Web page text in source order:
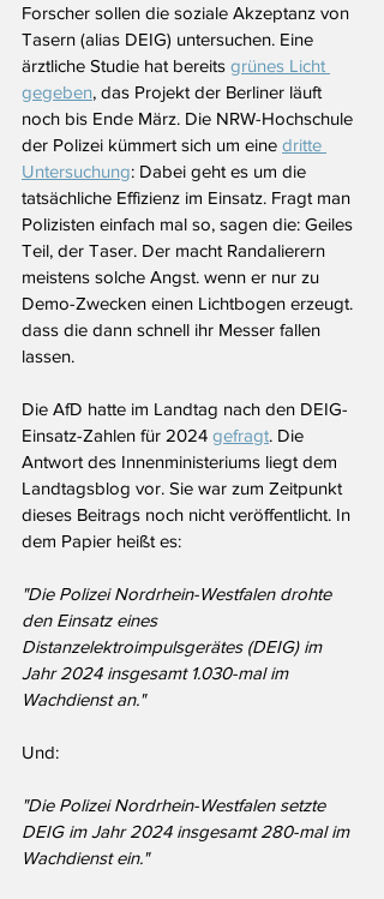
Forscher sollen die soziale Akzeptanz von
Tasern (alias DEIG) untersuchen. Eine
ärztliche Studie hat bereits grünes Licht
gegeben, das Projekt der Berliner läuft
noch bis Ende März. Die NRW-Hochschule
der Polizei kümmert sich um eine dritte
Untersuchung: Dabei geht es um die
tatsächliche Effizienz im Einsatz. Fragt man
Polizisten einfach mal so, sagen die: Geiles
Teil, der Taser. Der macht Randalierern
meistens solche Angst. wenn er nur zu
Demo-Zwecken einen Lichtbogen erzeugt.
dass die dann schnell ihr Messer fallen
lassen.
Die AfD hatte im Landtag nach den DEIG-
Einsatz-Zahlen für 2024 gefragt. Die
Antwort des Innenministeriums liegt dem
Landtagsblog vor. Sie war zum Zeitpunkt
dieses Beitrags noch nicht veröffentlicht. In
dem Papier heißt es:
"Die Polizei Nordrhein-Westfalen drohte
den Einsatz eines
Distanzelektroimpulsgerätes (DEIG) im
Jahr 2024 insgesamt 1.030-mal im
Wachdienst an."
Und:
"Die Polizei Nordrhein-Westfalen setzte
DEIG im Jahr 2024 insgesamt 280-mal im
Wachdienst ein."